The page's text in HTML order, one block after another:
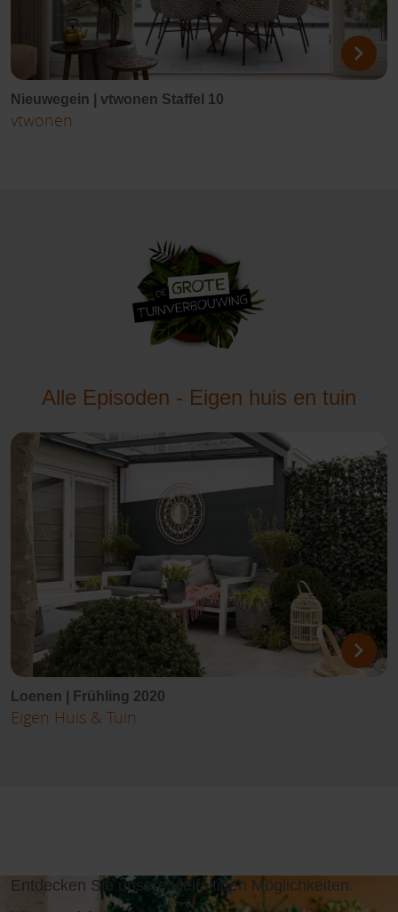
Nieuwegein | vtwonen Staffel 10
vtwonen
Alle Episoden - Eigen huis en tuin
Loenen | Frühling 2020
Eigen Huis & Tuin
Entdecken Sie unsere vielfältigen Möglichkeiten.